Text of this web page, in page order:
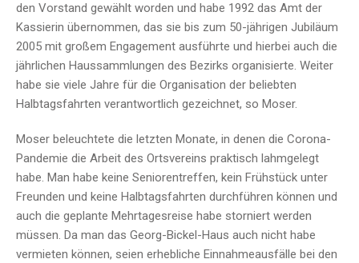
den Vorstand gewählt worden und habe 1992 das Amt der
Kassierin übernommen, das sie bis zum 50-jährigen Jubiläum
2005 mit großem Engagement ausführte und hierbei auch die
jährlichen Haussammlungen des Bezirks organisierte. Weiter
habe sie viele Jahre für die Organisation der beliebten
Halbtagsfahrten verantwortlich gezeichnet, so Moser.
Moser beleuchtete die letzten Monate, in denen die Corona-
Pandemie die Arbeit des Ortsvereins praktisch lahmgelegt
habe. Man habe keine Seniorentreffen, kein Frühstück unter
Freunden und keine Halbtagsfahrten durchführen können und
auch die geplante Mehrtagesreise habe storniert werden
müssen. Da man das Georg-Bickel-Haus auch nicht habe
vermieten können, seien erhebliche Einnahmeausfälle bei den